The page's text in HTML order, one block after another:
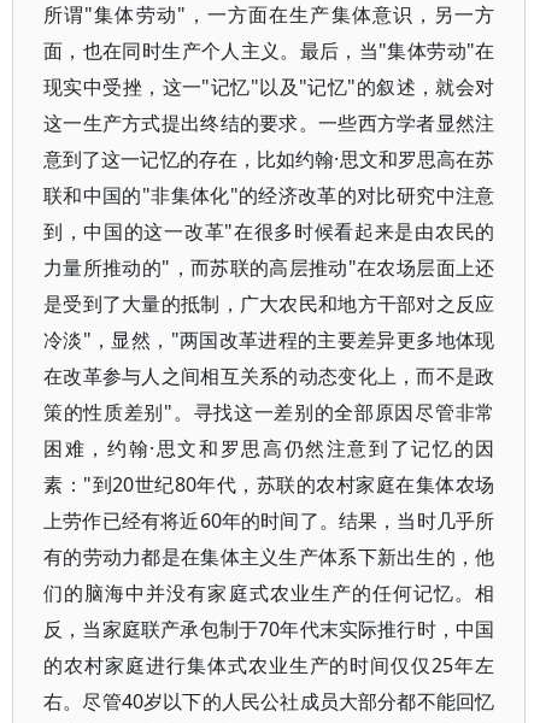
所谓"集体劳动"，一方面在生产集体意识，另一方
面，也在同时生产个人主义。最后，当"集体劳动"在
现实中受挫，这一"记忆"以及"记忆"的叙述，就会对
这一生产方式提出终结的要求。一些西方学者显然注
意到了这一记忆的存在，比如约翰·思文和罗思高在苏
联和中国的"非集体化"的经济改革的对比研究中注意
到，中国的这一改革"在很多时候看起来是由农民的
力量所推动的"，而苏联的高层推动"在农场层面上还
是受到了大量的抵制，广大农民和地方干部对之反应
冷淡"，显然，"两国改革进程的主要差异更多地体现
在改革参与人之间相互关系的动态变化上，而不是政
策的性质差别"。寻找这一差别的全部原因尽管非常
困难，约翰·思文和罗思高仍然注意到了记忆的因
素："到20世纪80年代，苏联的农村家庭在集体农场
上劳作已经有将近60年的时间了。结果，当时几乎所
有的劳动力都是在集体主义生产体系下新出生的，他
们的脑海中并没有家庭式农业生产的任何记忆。相
反，当家庭联产承包制于70年代末实际推行时，中国
的农村家庭进行集体式农业生产的时间仅仅25年左
右。尽管40岁以下的人民公社成员大部分都不能回忆